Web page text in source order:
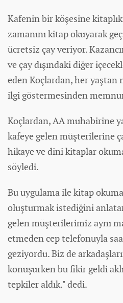
Kafenin bir köşesine
zamanını kitap okuyarak
ücretsiz çay veriyor.
ve çay dışındaki diğer
eden Koçlardan, her
ilgi göstermesinden
Koçlardan, AA muhabirine
kafeye gelen müşterilerine
hikaye ve dini kitaplar okuma
söyledi.
Bu uygulama ile kitap
oluşturmak istediğini
gelen müşterilerimiz aynı
etmeden cep telefonuyla
geziyordu. Biz de
konuşurken bu fikir geldi
tepkiler aldık." dedi.